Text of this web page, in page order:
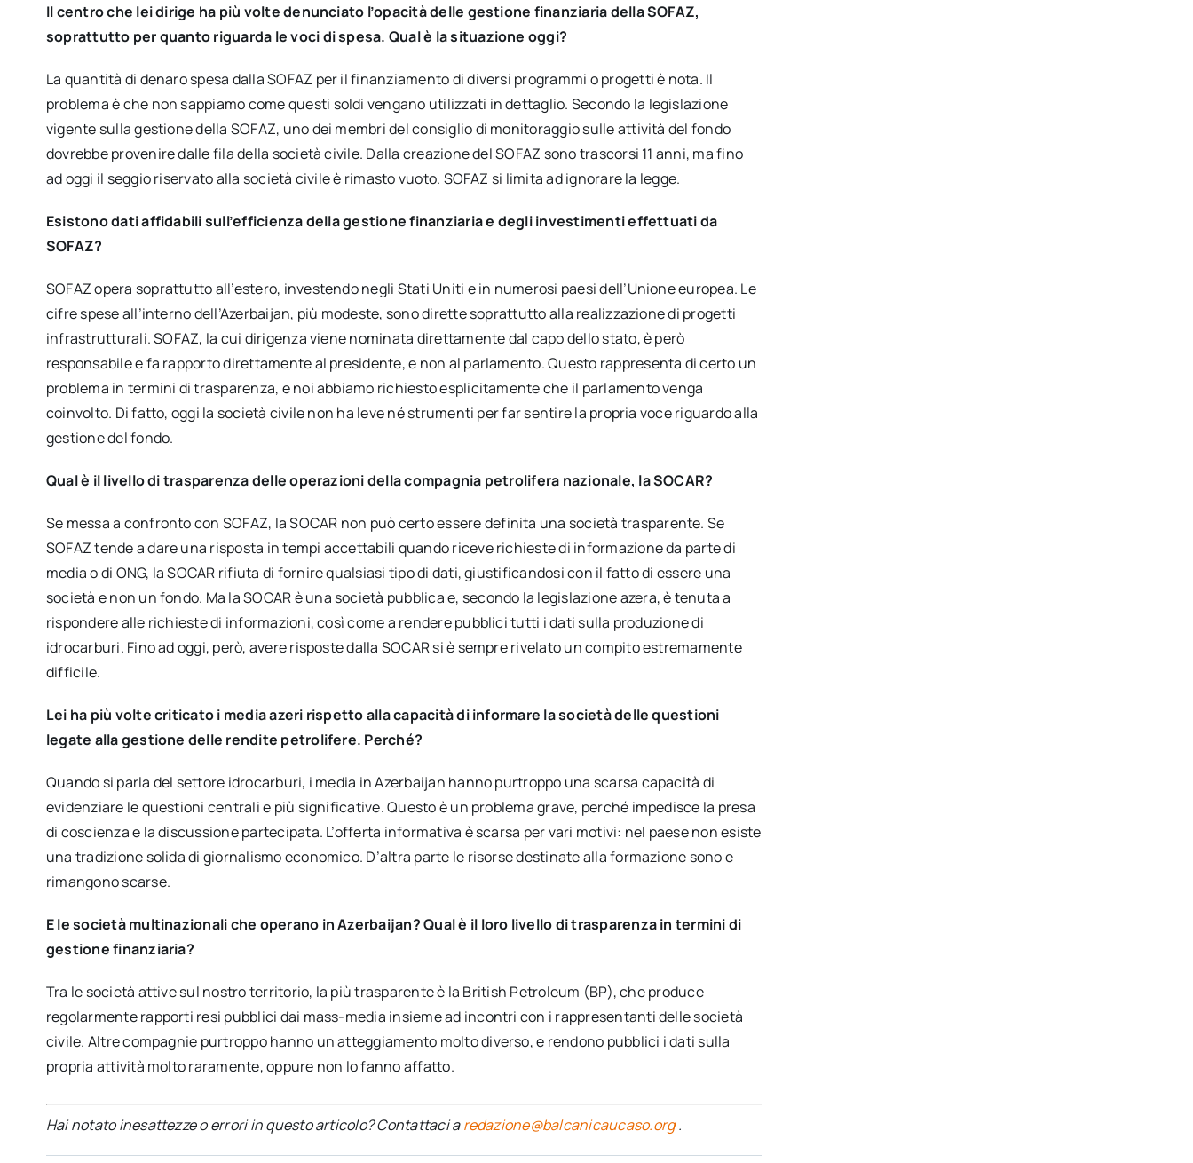
Il centro che lei dirige ha più volte denunciato l’opacità delle gestione finanziaria della SOFAZ,
soprattutto per quanto riguarda le voci di spesa. Qual è la situazione oggi?
La quantità di denaro spesa dalla SOFAZ per il finanziamento di diversi programmi o progetti è nota. Il
problema è che non sappiamo come questi soldi vengano utilizzati in dettaglio. Secondo la legislazione
vigente sulla gestione della SOFAZ, uno dei membri del consiglio di monitoraggio sulle attività del fondo
dovrebbe provenire dalle fila della società civile. Dalla creazione del SOFAZ sono trascorsi 11 anni, ma fino
ad oggi il seggio riservato alla società civile è rimasto vuoto. SOFAZ si limita ad ignorare la legge.
Esistono dati affidabili sull’efficienza della gestione finanziaria e degli investimenti effettuati da
SOFAZ?
SOFAZ opera soprattutto all’estero, investendo negli Stati Uniti e in numerosi paesi dell’Unione europea. Le
cifre spese all’interno dell’Azerbaijan, più modeste, sono dirette soprattutto alla realizzazione di progetti
infrastrutturali. SOFAZ, la cui dirigenza viene nominata direttamente dal capo dello stato, è però
responsabile e fa rapporto direttamente al presidente, e non al parlamento. Questo rappresenta di certo un
problema in termini di trasparenza, e noi abbiamo richiesto esplicitamente che il parlamento venga
coinvolto. Di fatto, oggi la società civile non ha leve né strumenti per far sentire la propria voce riguardo alla
gestione del fondo.
Qual è il livello di trasparenza delle operazioni della compagnia petrolifera nazionale, la SOCAR?
Se messa a confronto con SOFAZ, la SOCAR non può certo essere definita una società trasparente. Se
SOFAZ tende a dare una risposta in tempi accettabili quando riceve richieste di informazione da parte di
media o di ONG, la SOCAR rifiuta di fornire qualsiasi tipo di dati, giustificandosi con il fatto di essere una
società e non un fondo. Ma la SOCAR è una società pubblica e, secondo la legislazione azera, è tenuta a
rispondere alle richieste di informazioni, così come a rendere pubblici tutti i dati sulla produzione di
idrocarburi. Fino ad oggi, però, avere risposte dalla SOCAR si è sempre rivelato un compito estremamente
difficile.
Lei ha più volte criticato i media azeri rispetto alla capacità di informare la società delle questioni
legate alla gestione delle rendite petrolifere. Perché?
Quando si parla del settore idrocarburi, i media in Azerbaijan hanno purtroppo una scarsa capacità di
evidenziare le questioni centrali e più significative. Questo è un problema grave, perché impedisce la presa
di coscienza e la discussione partecipata. L’offerta informativa è scarsa per vari motivi: nel paese non esiste
una tradizione solida di giornalismo economico. D’altra parte le risorse destinate alla formazione sono e
rimangono scarse.
E le società multinazionali che operano in Azerbaijan? Qual è il loro livello di trasparenza in termini di
gestione finanziaria?
Tra le società attive sul nostro territorio, la più trasparente è la British Petroleum (BP), che produce
regolarmente rapporti resi pubblici dai mass-media insieme ad incontri con i rappresentanti delle società
civile. Altre compagnie purtroppo hanno un atteggiamento molto diverso, e rendono pubblici i dati sulla
propria attività molto raramente, oppure non lo fanno affatto.
Hai notato inesattezze o errori in questo articolo? Contattaci aredazione@balcanicaucaso.org.